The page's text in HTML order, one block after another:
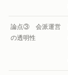
論点③ 会派運営
の透明性